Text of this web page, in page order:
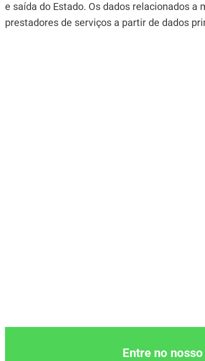
e saída do Estado. Os dados relacionados
prestadores de serviços a partir de dados
Entre no